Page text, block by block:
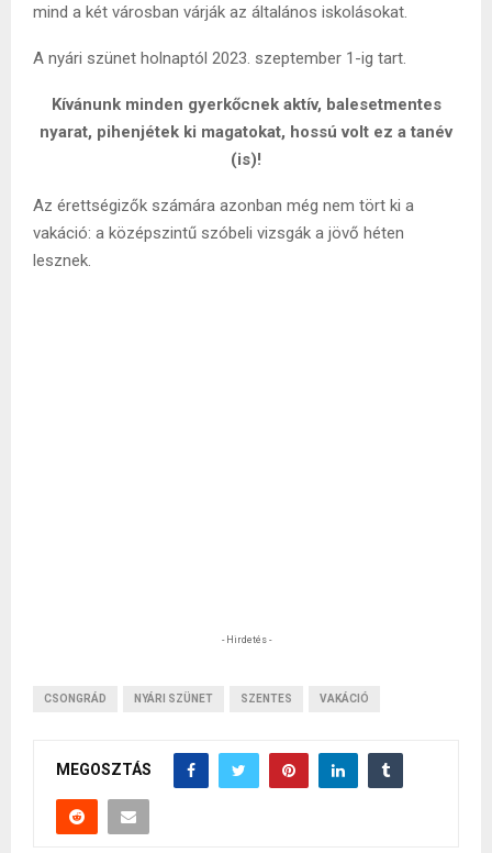
mind a két városban várják az általános iskolásokat.
A nyári szünet holnaptól 2023. szeptember 1-ig tart.
Kívánunk minden gyerkőcnek aktív, balesetmentes
nyarat, pihenjétek ki magatokat, hossú volt ez a tanév
(is)!
Az érettségizők számára azonban még nem tört ki a
vakáció: a középszintű szóbeli vizsgák a jövő héten
lesznek.
- Hirdetés -
CSONGRÁD NYÁRI SZÜNET SZENTES VAKÁCIÓ
MEGOSZTÁS